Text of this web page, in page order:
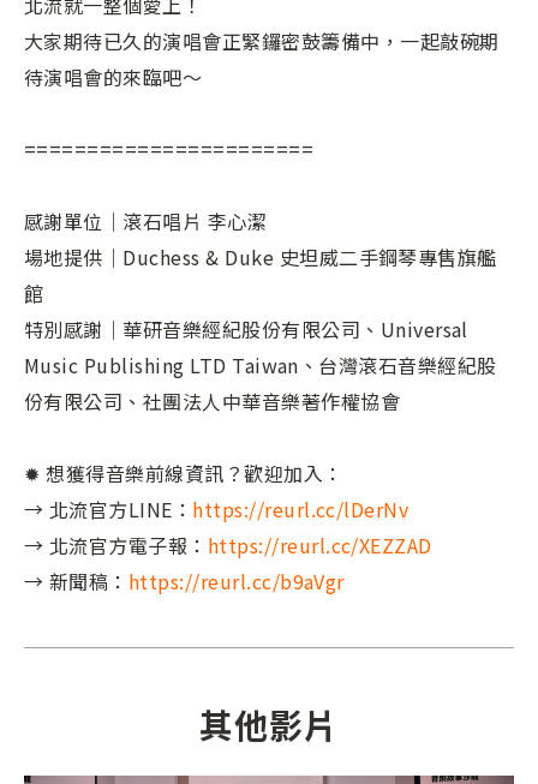
大家期待已久的演唱會正緊鑼密鼓籌備中，一起敲碗期
待演唱會的來臨吧～⁣⁣
=======================⁣⁣
感謝單位｜滾石唱片 李心潔⁣⁣
場地提供｜Duchess & Duke 史坦威二手鋼琴專售旗艦
館⁣⁣
特別感謝｜華研音樂經紀股份有限公司、Universal
Music Publishing LTD Taiwan、台灣滾石音樂經紀股
份有限公司、社團法人中華音樂著作權協會⁣
⁣✹ 想獲得音樂前線資訊？歡迎加入：⁣⁣⁣
→ 北流官方LINE： https://reurl.cc/lDerNv
→ 北流官方電子報： https://reurl.cc/XEZZAD
→ 新聞稿： https://reurl.cc/b9aVgr
其他影片